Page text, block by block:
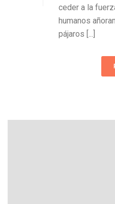
ceder a la
humanos
pájaros [...]